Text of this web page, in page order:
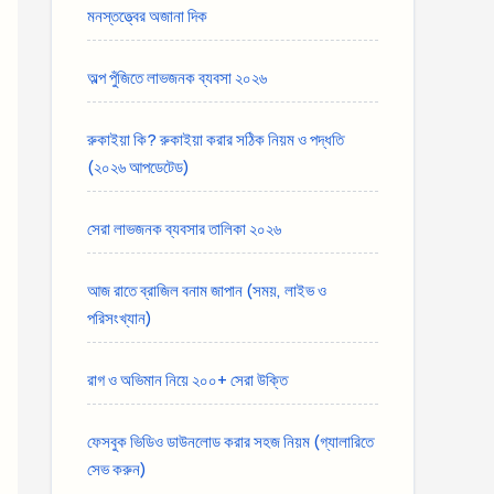
মনস্তত্ত্বের অজানা দিক
অল্প পুঁজিতে লাভজনক ব্যবসা ২০২৬
রুকাইয়া কি? রুকাইয়া করার সঠিক নিয়ম ও পদ্ধতি
(২০২৬ আপডেটেড)
সেরা লাভজনক ব্যবসার তালিকা ২০২৬
আজ রাতে ব্রাজিল বনাম জাপান (সময়, লাইভ ও
পরিসংখ্যান)
রাগ ও অভিমান নিয়ে ২০০+ সেরা উক্তি
ফেসবুক ভিডিও ডাউনলোড করার সহজ নিয়ম (গ্যালারিতে
সেভ করুন)